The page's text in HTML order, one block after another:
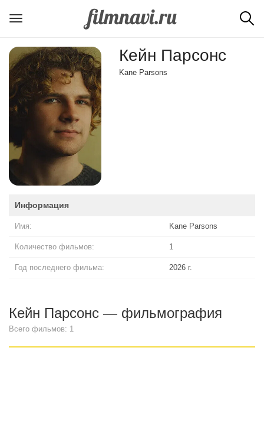
Кейн Парсонс
Kane Parsons
Информация
Имя: Kane Parsons
Количество фильмов: 1
Год последнего фильма: 2026 г.
Кейн Парсонс — фильмография
Всего фильмов: 1